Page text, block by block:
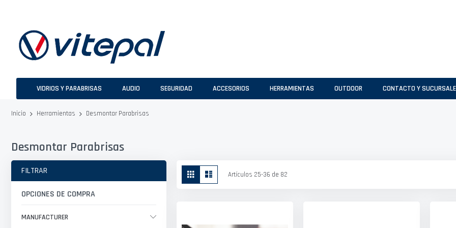
VIDRIOS Y PARABRISAS AUDIO SEGURIDAD ACCESORIOS HERRAMIENTAS OUTDOOR CONTACTO Y
Inicio Herramientas Desmontar Parabrisas
Desmontar Parabrisas
Ver
como
Parrilla Artículos 25-36 de 82
FILTRAR
OPCIONES DE COMPRA
MANUFACTURER